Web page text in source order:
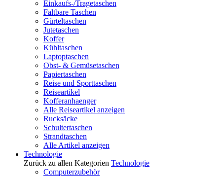
Einkaufs-/Tragetaschen
Faltbare Taschen
Gürteltaschen
Jutetaschen
Koffer
Kühltaschen
Laptoptaschen
Obst- & Gemüsetaschen
Papiertaschen
Reise und Sporttaschen
Reiseartikel
Kofferanhaenger
Alle Reiseartikel anzeigen
Rucksäcke
Schultertaschen
Strandtaschen
Alle Artikel anzeigen
Technologie
Zurück zu allen Kategorien Technologie
Computerzubehör